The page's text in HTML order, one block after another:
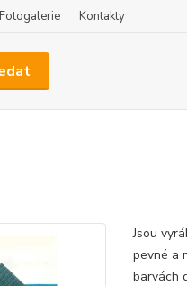
Fotogalerie Kontakty
Jsou
pevné a
barvách